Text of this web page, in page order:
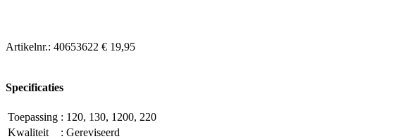
Artikelnr.: 40653622 € 19,95
Specificaties
Toepassing : 120, 130, 1200, 220
Kwaliteit
: Gereviseerd